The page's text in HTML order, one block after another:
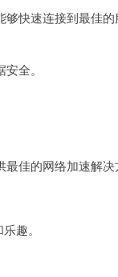
快速连接到最佳的
全。
佳的网络加速解决
趣。